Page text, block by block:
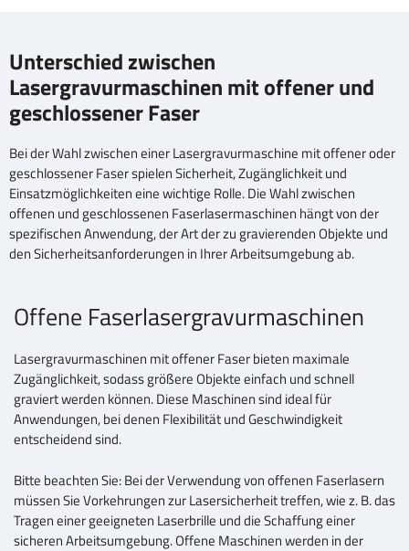
Unterschied zwischen
Lasergravurmaschinen mit offener und
geschlossener Faser
Bei der Wahl zwischen einer Lasergravurmaschine mit offener oder
geschlossener Faser spielen Sicherheit, Zugänglichkeit und
Einsatzmöglichkeiten eine wichtige Rolle. Die Wahl zwischen
offenen und geschlossenen Faserlasermaschinen hängt von der
spezifischen Anwendung, der Art der zu gravierenden Objekte und
den Sicherheitsanforderungen in Ihrer Arbeitsumgebung ab.
Offene Faserlasergravurmaschinen
Lasergravurmaschinen mit offener Faser bieten maximale
Zugänglichkeit, sodass größere Objekte einfach und schnell
graviert werden können. Diese Maschinen sind ideal für
Anwendungen, bei denen Flexibilität und Geschwindigkeit
entscheidend sind.
Bitte beachten Sie: Bei der Verwendung von offenen Faserlasern
müssen Sie Vorkehrungen zur Lasersicherheit treffen, wie z. B. das
Tragen einer geeigneten Laserbrille und die Schaffung einer
sicheren Arbeitsumgebung. Offene Maschinen werden in der